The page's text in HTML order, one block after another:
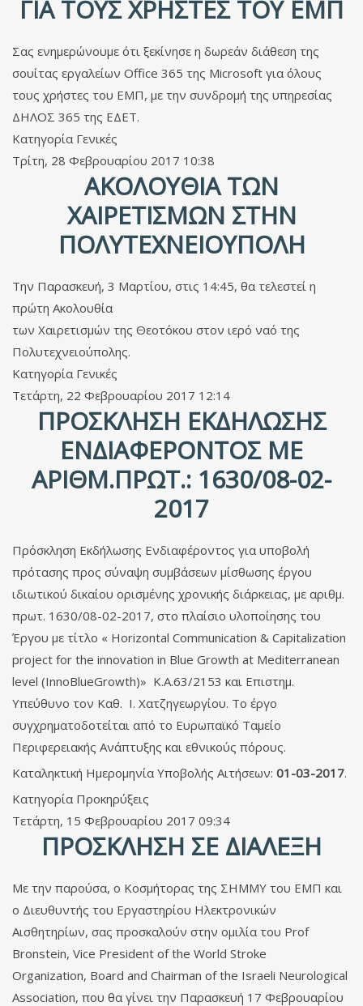
ΓΙΑ ΤΟΥΣ ΧΡΉΣΤΕΣ ΤΟΥ ΕΜΠ
Σας ενημερώνουμε ότι ξεκίνησε η δωρεάν διάθεση της
σουίτας εργαλείων Office 365 της Microsoft για όλους
τους χρήστες του ΕΜΠ, με την συνδρομή της υπηρεσίας
ΔΗΛΟΣ 365 της ΕΔΕΤ.
Κατηγορία Γενικές
Τρίτη, 28 Φεβρουαρίου 2017 10:38
ΑΚΟΛΟΥΘΊΑ ΤΩΝ
ΧΑΙΡΕΤΙΣΜΏΝ ΣΤΗΝ
ΠΟΛΥΤΕΧΝΕΙΟΎΠΟΛΗ
Την Παρασκευή, 3 Μαρτίου, στις 14:45, θα τελεστεί η
πρώτη Ακολουθία
των Χαιρετισμών της Θεοτόκου στον ιερό ναό της
Πολυτεχνειούπολης.
Κατηγορία Γενικές
Τετάρτη, 22 Φεβρουαρίου 2017 12:14
ΠΡΌΣΚΛΗΣΗ ΕΚΔΉΛΩΣΗΣ
ΕΝΔΙΑΦΈΡΟΝΤΟΣ ΜΕ
ΑΡΙΘΜ.ΠΡΩΤ.: 1630/08-02-
2017
Πρόσκληση Εκδήλωσης Ενδιαφέροντος για υποβολή
πρότασης προς σύναψη συμβάσεων μίσθωσης έργου
ιδιωτικού δικαίου ορισμένης χρονικής διάρκειας, με αριθμ.
πρωτ. 1630/08-02-2017, στο πλαίσιο υλοποίησης του
Έργου με τίτλο « Horizontal Communication & Capitalization
project for the innovation in Blue Growth at Mediterranean
level (InnoBlueGrowth)» Κ.Α.63/2153 και Επιστημ.
Υπεύθυνο τον Καθ. Ι. Χατζηγεωργίου. Το έργο
συγχρηματοδοτείται από το Ευρωπαϊκό Ταμείο
Περιφερειακής Ανάπτυξης και εθνικούς πόρους.
Καταληκτική Ημερομηνία Υποβολής Αιτήσεων: 01-03-2017.
Κατηγορία Προκηρύξεις
Τετάρτη, 15 Φεβρουαρίου 2017 09:34
ΠΡΌΣΚΛΗΣΗ ΣΕ ΔΙΆΛΕΞΗ
Με την παρούσα, ο Κοσμήτορας της ΣΗΜΜΥ του ΕΜΠ και
ο Διευθυντής του Εργαστηρίου Ηλεκτρονικών
Αισθητηρίων, σας προσκαλούν στην ομιλία του Prof
Bronstein, Vice President of the World Stroke
Organization, Board and Chairman of the Israeli Neurological
Association, που θα γίνει την Παρασκευή 17 Φεβρουαρίου